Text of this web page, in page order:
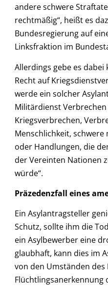
andere schwere
rechtmäßig“, heißt es
Bundesregierung auf
Linksfraktion im
Allerdings gebe es dabei
Recht auf
werde ein solcher
Militärdienst Verbrechen
Kriegsverbrechen,
Menschlichkeit,
oder Handlungen, die
der Vereinten Nationen
würde“.
Präzedenzfall eines
Ein Asylantragsteller
Schutz, sollte ihm die
ein Asylbewerber eine
glaubhaft, kann dies im
von den Umständen des
Flüchtlingsanerkennung